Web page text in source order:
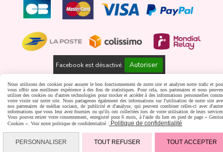
Facebook est désactivé.
Autoriser
Gestion cookies Créer un site internet
Nous utilisons des cookies pour assurer le bon fonctionnement de notre site et analyser notre trafic et
vous offrir une meilleure expérience à des fins de statistiques. Pour cela, nos partenaires et nous
utiliser des cookies ou d'autres technologies pour stocker et accéder à des informations personnelles
votre visite sur notre site. Nous partageons également des informations sur l'utilisation de notre site
nos partenaires de médias sociaux, de publicité et d'analyse, qui peuvent combiner celles-ci avec
informations que vous leur avez fournies ou qu'ils ont collectées lors de votre utilisation de leurs
Vous pouvez retirer votre consentement, enregistré pour 6 mois, à l'aide du lien en pied de page «
Cookies ». Voir notre politique de confidentialité : Politique de confidentialité
PERSONNALISER TOUT REFUSER TOUT ACCEPTER